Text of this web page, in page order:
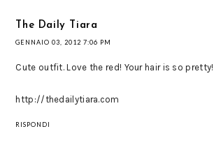
The Daily Tiara
GENNAIO 03, 2012 7:06 PM
Cute outfit. Love the red! Your hair is so pretty!
http://thedailytiara.com
RISPONDI